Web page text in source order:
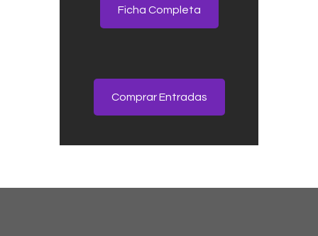
Ficha Completa
Comprar Entradas